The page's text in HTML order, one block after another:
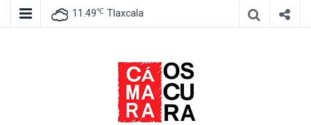
11.49℃ Tlaxcala